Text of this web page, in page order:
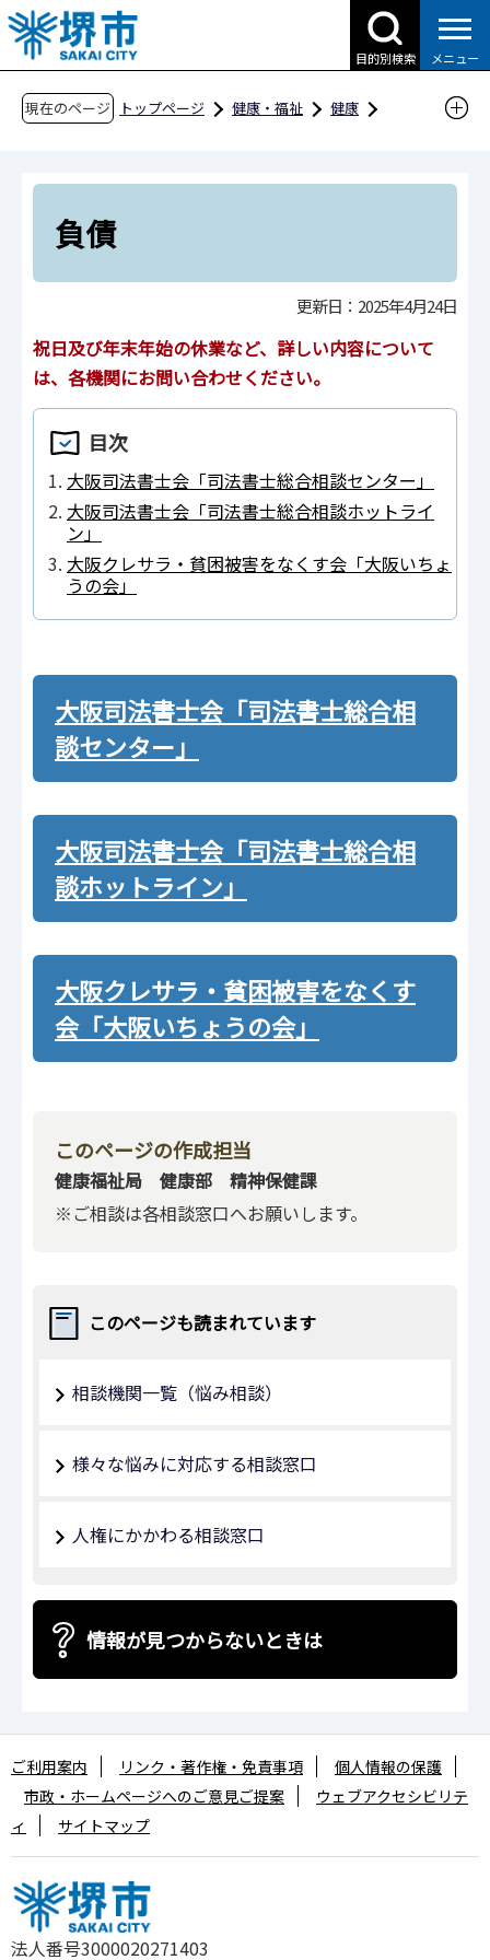
こ
の
ペ
目的別検索 メニュー
現在のページ トップページ 健康・福祉
健康
相談機関一覧（悩み相談）
負債
更新日：2025年4月24日
祝日及び年末年始の休業など、詳しい内容について
は、各機関にお問い合わせください。
目次
大阪司法書士会「司法書士総合相談センター」
大阪司法書士会「司法書士総合相談ホットライ
ン」
大阪クレサラ・貧困被害をなくす会「大阪いちょ
うの会」
大阪司法書士会「司法書士総合相
談センター」
大阪司法書士会「司法書士総合相
談ホットライン」
大阪クレサラ・貧困被害をなくす
会「大阪いちょうの会」
このページの作成担当
健康福祉局 健康部 精神保健課
※ご相談は各相談窓口へお願いします。
このページも読まれています
相談機関一覧（悩み相談）
様々な悩みに対応する相談窓口
人権にかかわる相談窓口
情報が見つからないときは
法人番号3000020271403
ご利用案内 リンク・著作権・免責事項
個人情報の保護
市政・ホームページへのご意見ご提案
ウェブアクセシビリテ
ィ
サイトマップ